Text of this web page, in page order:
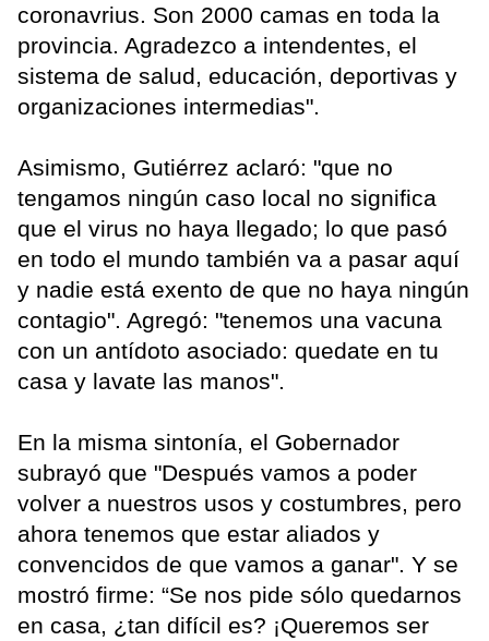
coronavrius. Son 2000 camas en toda la
provincia. Agradezco a intendentes, el
sistema de salud, educación, deportivas y
organizaciones intermedias".
Asimismo, Gutiérrez aclaró: "que no
tengamos ningún caso local no significa
que el virus no haya llegado; lo que pasó
en todo el mundo también va a pasar aquí
y nadie está exento de que no haya ningún
contagio". Agregó: "tenemos una vacuna
con un antídoto asociado: quedate en tu
casa y lavate las manos".
En la misma sintonía, el Gobernador
subrayó que "Después vamos a poder
volver a nuestros usos y costumbres, pero
ahora tenemos que estar aliados y
convencidos de que vamos a ganar". Y se
mostró firme: “Se nos pide sólo quedarnos
en casa, ¿tan difícil es? ¡Queremos ser